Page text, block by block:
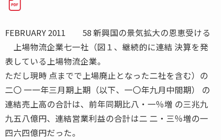
FEBRUARY 2011 58 新興国の景気拡大の恩恵受ける
上場物流企業七一社（図１、継続的に連結 決算を発
表している上場物流企業。
ただし現時 点までで上場廃止となった二社を含む）の
二〇 一一年三月期上期（以下、一〇年九月中間期） の
連結売上高の合計は、前年同期比八・一％増 の三兆九
九五八億円、連結営業利益の合計は二 二・三％増の一
四六四億円だった。